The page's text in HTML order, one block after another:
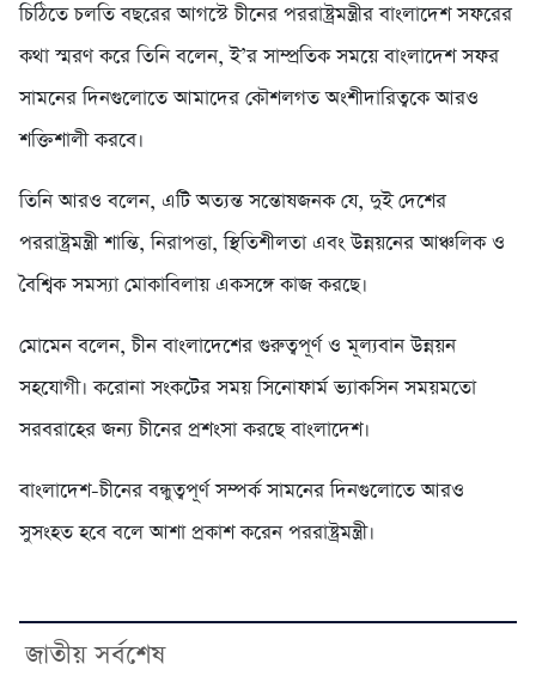
চিঠিতে চলতি বছরের আগস্টে চীনের পররাষ্ট্রমন্ত্রীর বাংলাদেশ সফরের
কথা স্মরণ করে তিনি বলেন, ই’র সাম্প্রতিক সময়ে বাংলাদেশ সফর
সামনের দিনগুলোতে আমাদের কৌশলগত অংশীদারিত্বকে আরও
শক্তিশালী করবে।
তিনি আরও বলেন, এটি অত্যন্ত সন্তোষজনক যে, দুই দেশের
পররাষ্ট্রমন্ত্রী শান্তি, নিরাপত্তা, স্থিতিশীলতা এবং উন্নয়নের আঞ্চলিক ও
বৈশ্বিক সমস্যা মোকাবিলায় একসঙ্গে কাজ করছে।
মোমেন বলেন, চীন বাংলাদেশের গুরুত্বপূর্ণ ও মূল্যবান উন্নয়ন
সহযোগী। করোনা সংকটের সময় সিনোফার্ম ভ্যাকসিন সময়মতো
সরবরাহের জন্য চীনের প্রশংসা করছে বাংলাদেশ।
বাংলাদেশ-চীনের বন্ধুত্বপূর্ণ সম্পর্ক সামনের দিনগুলোতে আরও
সুসংহত হবে বলে আশা প্রকাশ করেন পররাষ্ট্রমন্ত্রী।
জাতীয় সর্বশেষ